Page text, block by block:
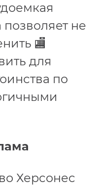
позволяет не
🏬
для
по
Херсонес